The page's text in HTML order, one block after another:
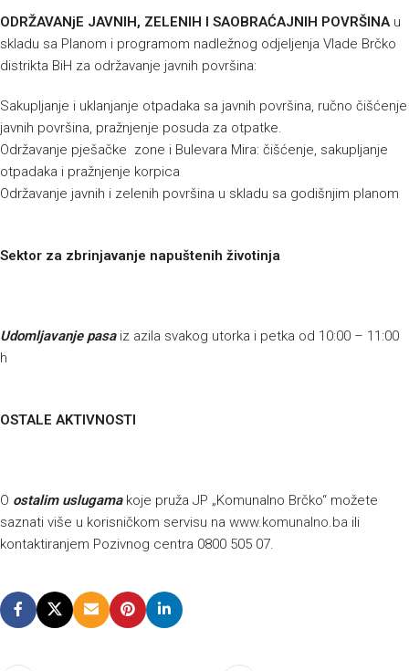
ODRŽAVANjE JAVNIH, ZELENIH I SAOBRAĆAJNIH POVRŠINAu
skladu sa Planom i programom nadležnog odjeljenja Vlade Brčko
distrikta BiH za održavanje javnih površina:
Sakupljanje i uklanjanje otpadaka sa javnih površina, ručno čišćenje
javnih površina, pražnjenje posuda za otpatke.
Održavanje pješačke zone i Bulevara Mira: čišćenje, sakupljanje
otpadaka i pražnjenje korpica
Održavanje javnih i zelenih površina u skladu sa godišnjim planom
Sektor za zbrinjavanje napuštenih životinja
Udomljavanje pasaiz azila svakog utorka i petka od 10:00 – 11:00
h
OSTALE AKTIVNOSTI
O ostalim uslugamakoje pruža JP „Komunalno Brčko“ možete
saznati više u korisničkom servisu na www.komunalno.ba ili
kontaktiranjem Pozivnog centra 0800 505 07.